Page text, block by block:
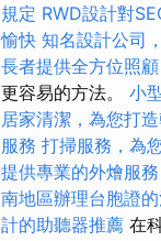
規定 RWD設計對
愉快 知名設計公司
長者提供全方位照顧
更容易的方法。 小
居家清潔，為您打
服務 打掃服務，為
提供專業的外燴服
南地區辦理台胞證
計的助聽器推薦 在